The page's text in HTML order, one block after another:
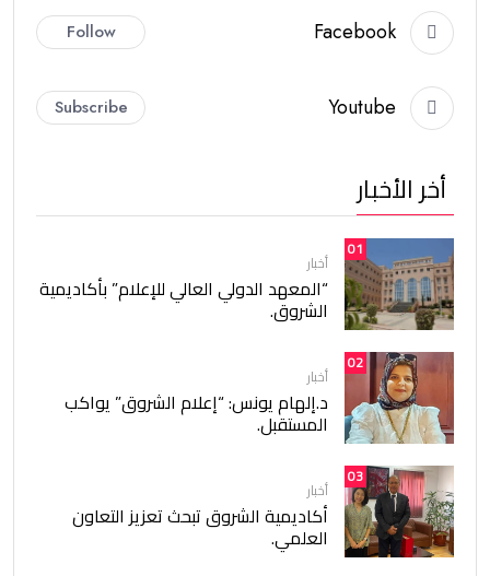
Facebook
Follow
Youtube
Subscribe
أخر الأخبار
01
أخبار
“المعهد الدولي العالي للإعلام” بأكاديمية
الشروق.
02
أخبار
د.إلهام يونس: “إعلام الشروق” يواكب
المستقبل.
03
أخبار
أكاديمية الشروق تبحث تعزيز التعاون
العلمي.